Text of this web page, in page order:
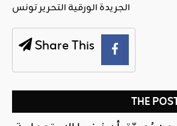
الجريدة الورقية التحرير تونس
Share This
THE